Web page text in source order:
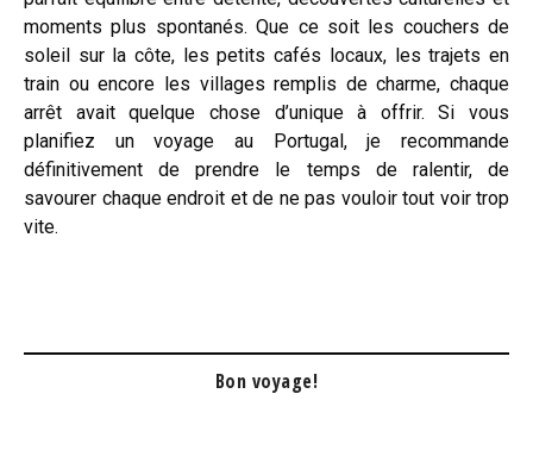
moments plus spontanés. Que ce soit les couchers de
soleil sur la côte, les petits cafés locaux, les trajets en
train ou encore les villages remplis de charme, chaque
arrêt avait quelque chose d’unique à offrir. Si vous
planifiez un voyage au Portugal, je recommande
définitivement de prendre le temps de ralentir, de
savourer chaque endroit et de ne pas vouloir tout voir trop
vite.
Bon voyage!